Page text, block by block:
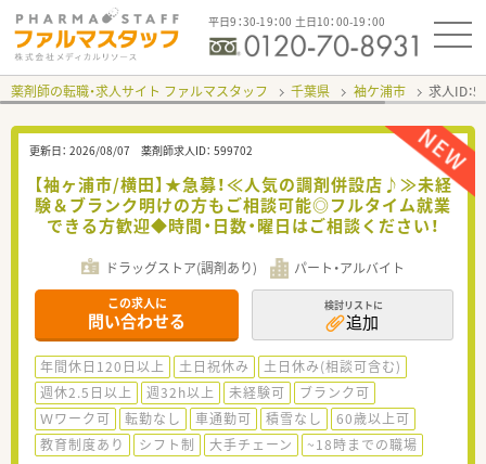
平日9：30-19：00 土日10：00-19：00
薬剤師の転職・求人サイト ファルマスタッフ 千葉県 袖ケ浦市 求人ID：
更新日： 2026/08/07 薬剤師求人ID： 599702
【袖ヶ浦市/横田】★急募！≪人気の調剤併設店♪≫未経
験＆ブランク明けの方もご相談可能◎フルタイム就業
できる方歓迎◆時間・日数・曜日はご相談ください！
ドラッグストア(調剤あり) パート・アルバイト
この求人に
問い合わせる
検討リストに
追加
年間休日120日以上 土日祝休み
土日休み(相談可含む)
週休2.5日以上
週32h以上 未経験可
ブランク可
Ｗワーク可
転勤なし 車通勤可 積雪なし
60歳以上可
教育制度あり
シフト制 大手チェーン ~18時までの職場